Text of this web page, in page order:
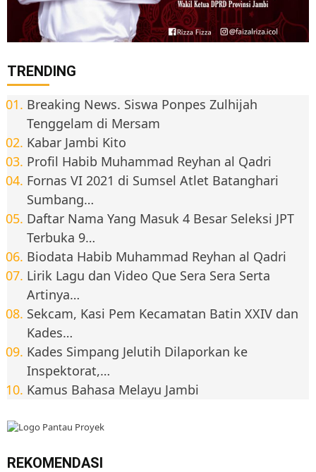
TRENDING
Breaking News. Siswa Ponpes Zulhijah
Tenggelam di Mersam
Kabar Jambi Kito
Profil Habib Muhammad Reyhan al Qadri
Fornas VI 2021 di Sumsel Atlet Batanghari
Sumbang…
Daftar Nama Yang Masuk 4 Besar Seleksi JPT
Terbuka 9…
Biodata Habib Muhammad Reyhan al Qadri
Lirik Lagu dan Video Que Sera Sera Serta
Artinya…
Sekcam, Kasi Pem Kecamatan Batin XXIV dan
Kades…
Kades Simpang Jelutih Dilaporkan ke
Inspektorat,…
Kamus Bahasa Melayu Jambi
REKOMENDASI